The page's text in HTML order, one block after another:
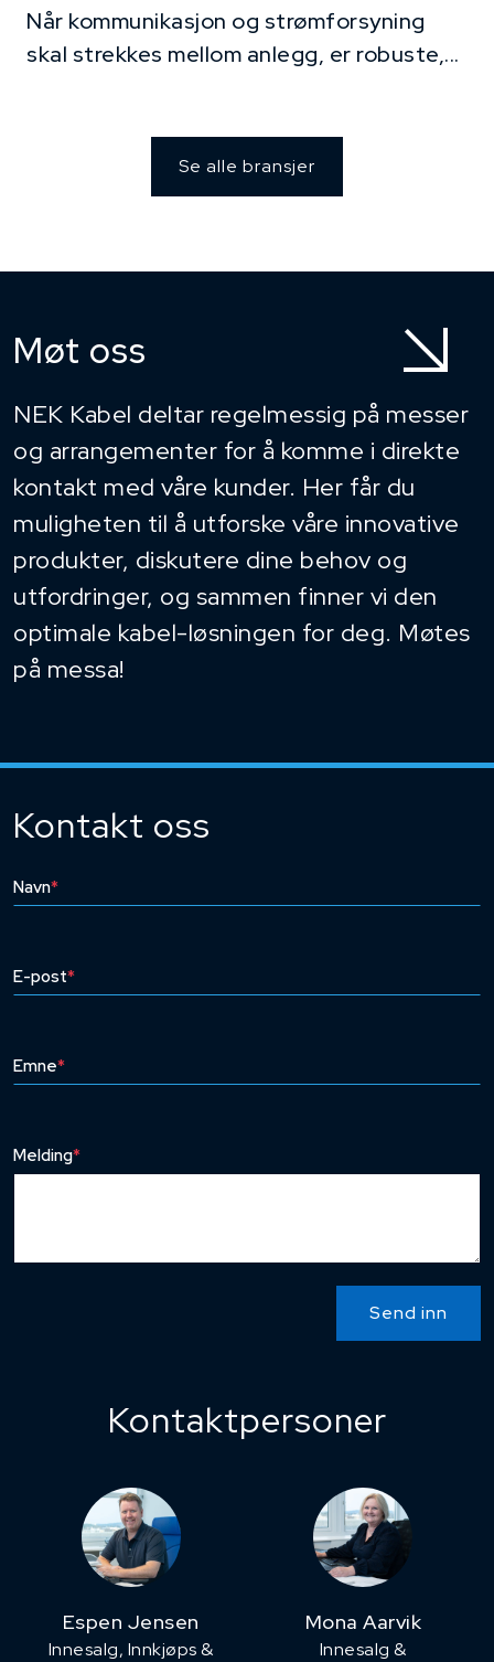
Når kommunikasjon og strømforsyning
skal strekkes mellom anlegg, er robuste,...
Se alle bransjer
Møt oss
NEK Kabel deltar regelmessig på messer
og arrangementer for å komme i direkte
kontakt med våre kunder. Her får du
muligheten til å utforske våre innovative
produkter, diskutere dine behov og
utfordringer, og sammen finner vi den
optimale kabel-løsningen for deg. Møtes
på messa!
Kontakt oss
Navn*
E-post*
Emne*
Melding*
Send inn
Kontaktpersoner
Espen Jensen
Innesalg, ​Innkjøps &
Mona Aarvik
Innesalg &